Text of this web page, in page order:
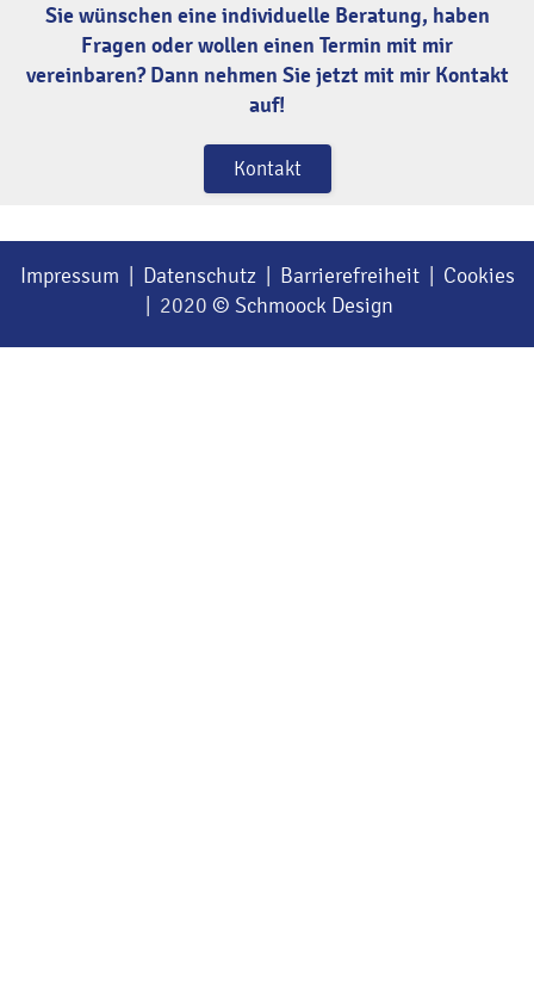
Sie wünschen eine individuelle Beratung, haben
Fragen oder wollen einen Termin mit mir
vereinbaren? Dann nehmen Sie jetzt mit mir Kontakt
auf!
Kontakt
Impressum | Datenschutz| Barrierefreiheit| Cookies
| 2020 © Schmoock Design